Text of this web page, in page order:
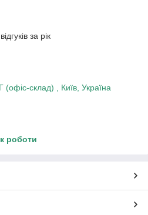
за рік
(офіс-склад) , Київ, Україна
роботи